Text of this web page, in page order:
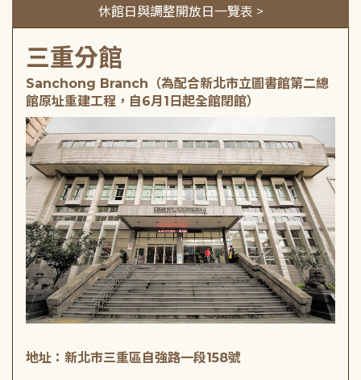
休館日與調整開放日一覽表 >
三重分館
Sanchong Branch（為配合新北市立圖書館第二總
館原址重建工程，自6月1日起全館閉館）
地址：新北市三重區自強路一段158號